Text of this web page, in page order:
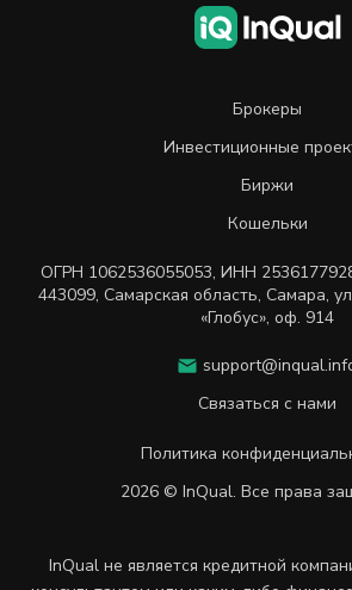
Брокеры
Инвестиционные
Биржи
Кошельки
ОГРН 1062536055053, ИНН
443099, Самарская область, Самара,
«Глобус», оф. 914
Связаться с нами
Политика
2026 © InQual. Все права
InQual не является кредитной